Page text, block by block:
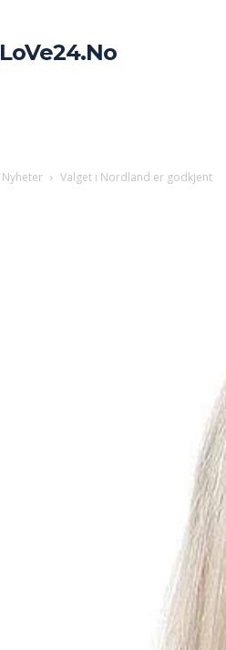
LoVe24.no
Nyheter Valget i Nordland er godkjent